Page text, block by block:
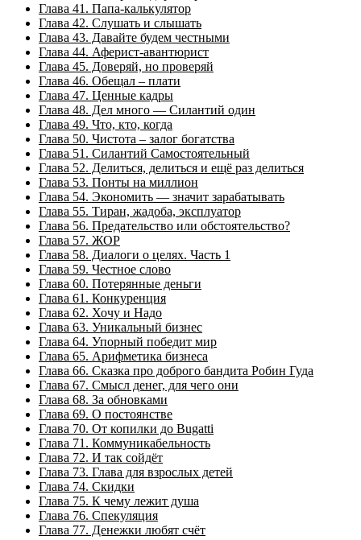
Глава 41. Папа-калькулятор
Глава 42. Слушать и слышать
Глава 43. Давайте будем честными
Глава 44. Аферист-авантюрист
Глава 45. Доверяй, но проверяй
Глава 46. Обещал – плати
Глава 47. Ценные кадры
Глава 48. Дел много — Силантий один
Глава 49. Что, кто, когда
Глава 50. Чистота – залог богатства
Глава 51. Силантий Самостоятельный
Глава 52. Делиться, делиться и ещё раз делиться
Глава 53. Понты на миллион
Глава 54. Экономить — значит зарабатывать
Глава 55. Тиран, жадоба, эксплуатор
Глава 56. Предательство или обстоятельство?
Глава 57. ЖОР
Глава 58. Диалоги о целях. Часть 1
Глава 59. Честное слово
Глава 60. Потерянные деньги
Глава 61. Конкуренция
Глава 62. Хочу и Надо
Глава 63. Уникальный бизнес
Глава 64. Упорный победит мир
Глава 65. Арифметика бизнеса
Глава 66. Сказка про доброго бандита Робин Гуда
Глава 67. Смысл денег, для чего они
Глава 68. За обновками
Глава 69. О постоянстве
Глава 70. От копилки до Bugatti
Глава 71. Коммуникабельность
Глава 72. И так сойдёт
Глава 73. Глава для взрослых детей
Глава 74. Скидки
Глава 75. К чему лежит душа
Глава 76. Спекуляция
Глава 77. Денежки любят счёт